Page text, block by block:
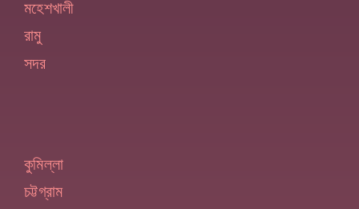
মহেশখালী
রামু
সদর
কুমিল্লা
চট্টগ্রাম